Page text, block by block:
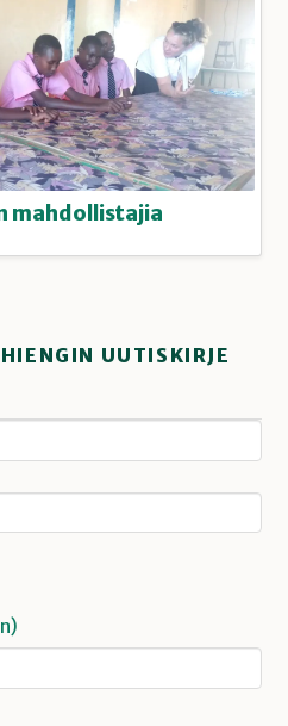
mahdollistajia
UUTISKIRJE